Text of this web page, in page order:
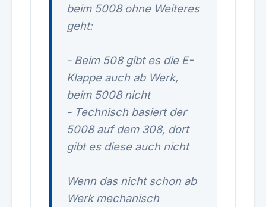
beim 5008 ohne Weiteres
geht:
- Beim 508 gibt es die E-
Klappe auch ab Werk,
beim 5008 nicht
- Technisch basiert der
5008 auf dem 308, dort
gibt es diese auch nicht
Wenn das nicht schon ab
Werk mechanisch